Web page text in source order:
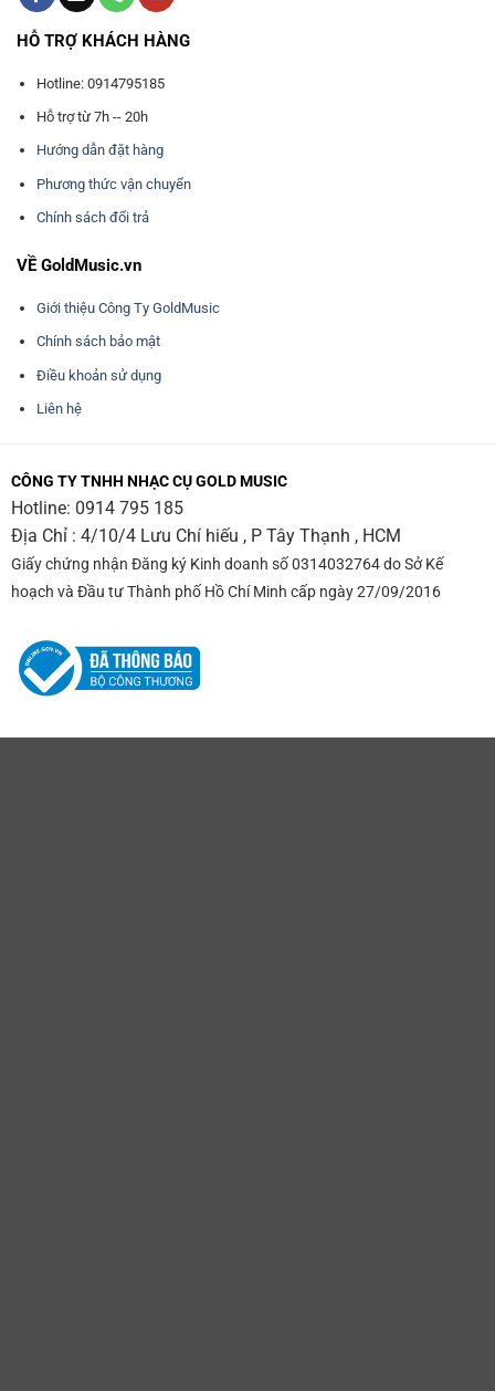
HỖ TRỢ KHÁCH HÀNG
Hotline: 0914795185
Hỗ trợ từ 7h -- 20h
Hướng dẫn đặt hàng
Phương thức vận chuyển
Chính sách đổi trả
VỀ GoldMusic.vn
Giới thiệu Công Ty GoldMusic
Chính sách bảo mật
Điều khoản sử dụng
Liên hệ
CÔNG TY TNHH NHẠC CỤ GOLD MUSIC
Hotline: 0914 795 185
Địa Chỉ : 4/10/4 Lưu Chí hiếu , P Tây Thạnh , HCM
Giấy chứng nhận Đăng ký Kinh doanh số 0314032764 do Sở Kế
hoạch và Đầu tư Thành phố Hồ Chí Minh cấp ngày 27/09/2016